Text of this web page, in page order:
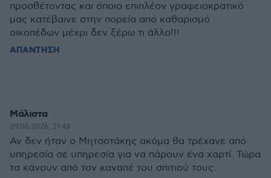
προσθέτοντας και όποιο επιπλέον γραφειοκρατικό
μας κατέβαινε στην πορεία από καθαρισμό
οικοπέδων μέχρι δεν ξέρω τι άλλο!!!
ΑΠΑΝΤΗΣΗ
Μάλιστα
09.06.2026, 21:48
Αν δεν ήταν ο Μητσοτάκης ακόμα θα τρέχανε από
υπηρεσία σε υπηρεσία για να πάρουν ένα χαρτί. Τώρα
τα κάνουν από τον καναπέ του σπιτιού τους.